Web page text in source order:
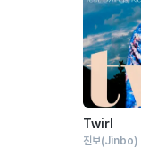
Twirl
진보(Jinbo)